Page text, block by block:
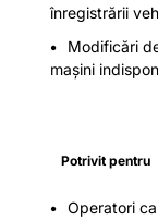
înregistrării
Modificări
mașini
Potrivit pentru
Operatori